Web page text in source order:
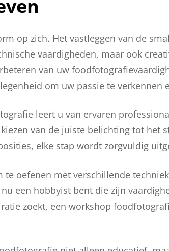
op zich. Het vastleggen van de
vaardigheden, maar ook
van uw
om uw passie te verkennen
leert u van ervaren
van de juiste belichting tot het
elke stap wordt zorgvuldig
te oefenen met verschillende
een hobbyist bent die zijn
zoekt, een workshop